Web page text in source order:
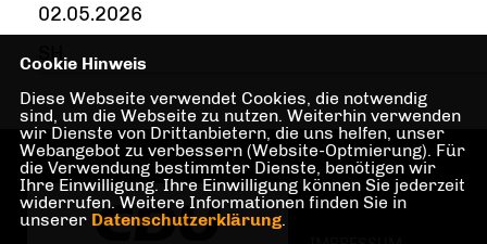
02.05.2026
SH
Cookie Hinweis
Diese Webseite verwendet Cookies, die notwendig
sind, um die Webseite zu nutzen. Weiterhin verwenden
wir Dienste von Drittanbietern, die uns helfen, unser
Webangebot zu verbessern (Website-Optmierung). Für
die Verwendung bestimmter Dienste, benötigen wir
Ihre Einwilligung. Ihre Einwilligung können Sie jederzeit
widerrufen. Weitere Informationen finden Sie in
unserer Datenschutzerklärung.